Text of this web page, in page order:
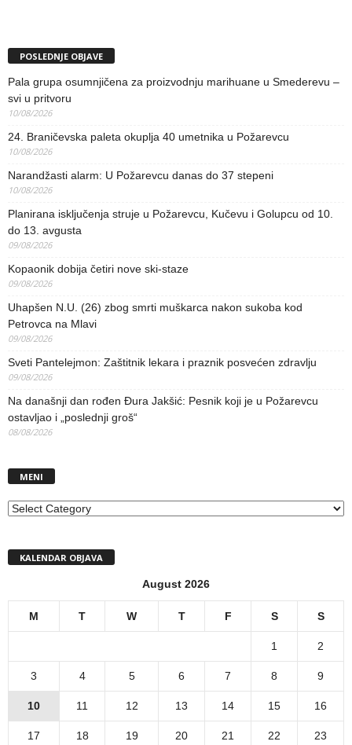
POSLEDNJE OBJAVE
Pala grupa osumnjičena za proizvodnju marihuane u Smederevu –
svi u pritvoru
10/08/2026
24. Braničevska paleta okuplja 40 umetnika u Požarevcu
10/08/2026
Narandžasti alarm: U Požarevcu danas do 37 stepeni
10/08/2026
Planirana isključenja struje u Požarevcu, Kučevu i Golupcu od 10.
do 13. avgusta
09/08/2026
Kopaonik dobija četiri nove ski-staze
09/08/2026
Uhapšen N.U. (26) zbog smrti muškarca nakon sukoba kod
Petrovca na Mlavi
09/08/2026
Sveti Pantelejmon: Zaštitnik lekara i praznik posvećen zdravlju
09/08/2026
Na današnji dan rođen Đura Jakšić: Pesnik koji je u Požarevcu
ostavljao i „poslednji groš“
08/08/2026
MENI
MENI
KALENDAR OBJAVA
August 2026
M T W T F S S
1 2
3 4 5 6 7 8 9
10 11 12 13 14 15 16
17 18 19 20 21 22 23